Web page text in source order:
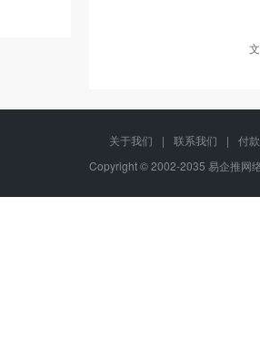
关于我们 | 联系我们 |
付
Copyright © 2002-2035 易企推网